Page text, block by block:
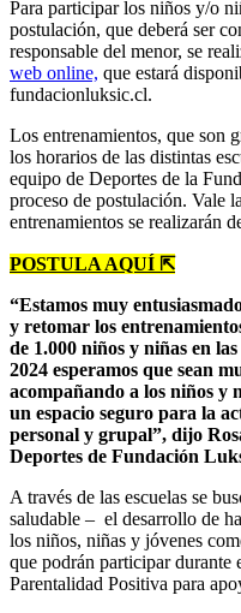
Para participar los niños y/o
postulación, que deberá ser
responsable del menor, se
web online, que estará
fundacionluksic.cl.
Los entrenamientos, que son
los horarios de las distintas
equipo de Deportes de la
proceso de postulación. Vale
entrenamientos se realizarán
POSTULA AQUÍ ⇱
“Estamos muy
y retomar los
de 1.000 niños y niñas en
2024 esperamos que sean
acompañando a los niños y
un espacio seguro para la
personal y grupal”, dijo
Deportes de Fundación
A través de las escuelas se
saludable – el desarrollo de
los niños, niñas y jóvenes
que podrán participar durante
Parentalidad Positiva para